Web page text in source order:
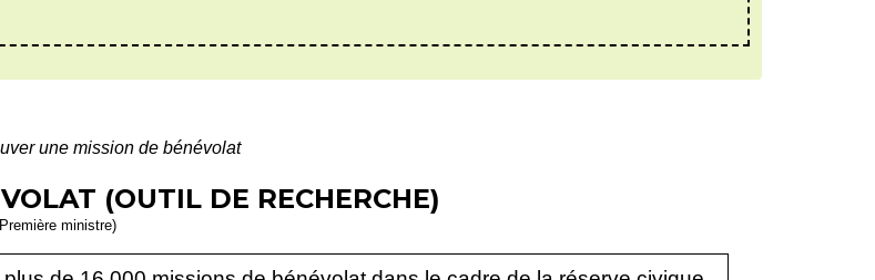
une mission de bénévolat
(OUTIL DE RECHERCHE)
ministre)